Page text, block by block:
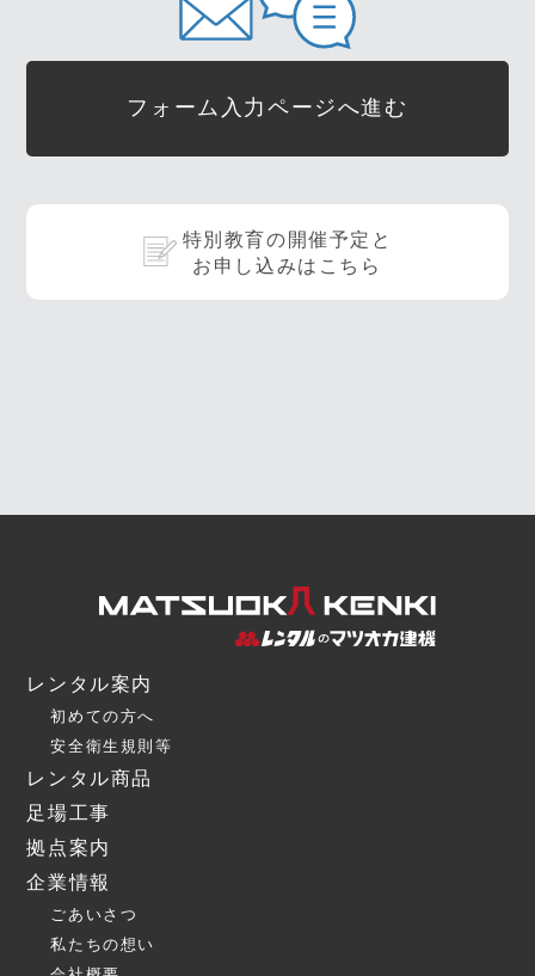
フォーム入力ページへ進む
特別教育の開催予定と
お申し込みはこちら
レンタル案内
初めての方へ
安全衛生規則等
レンタル商品
足場工事
拠点案内
企業情報
ごあいさつ
私たちの想い